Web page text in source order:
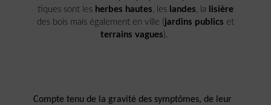
tiques sont les herbes hautes , les landes , la
lisière
des bois mais également en ville (jardins publics et
terrains vagues).
Compte tenu de la gravité des symptômes, de leur